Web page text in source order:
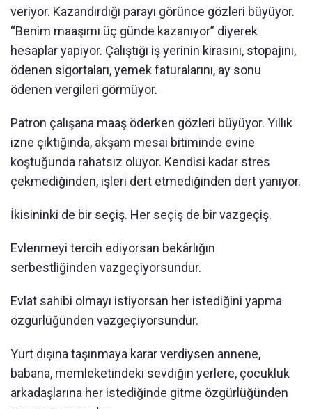
veriyor. Kazandırdığı parayı görünce gözleri büyüyor.
“Benim maaşımı üç günde kazanıyor” diyerek
hesaplar yapıyor. Çalıştığı iş yerinin kirasını, stopajını,
ödenen sigortaları, yemek faturalarını, ay sonu
ödenen vergileri görmüyor.
Patron çalışana maaş öderken gözleri büyüyor. Yıllık
izne çıktığında, akşam mesai bitiminde evine
koştuğunda rahatsız oluyor. Kendisi kadar stres
çekmediğinden, işleri dert etmediğinden dert yanıyor.
İkisininki de bir seçiş. Her seçiş de bir vazgeçiş.
Evlenmeyi tercih ediyorsan bekârlığın
serbestliğinden vazgeçiyorsundur.
Evlat sahibi olmayı istiyorsan her istediğini yapma
özgürlüğünden vazgeçiyorsundur.
Yurt dışına taşınmaya karar verdiysen annene,
babana, memleketindeki sevdiğin yerlere, çocukluk
arkadaşlarına her istediğinde gitme özgürlüğünden